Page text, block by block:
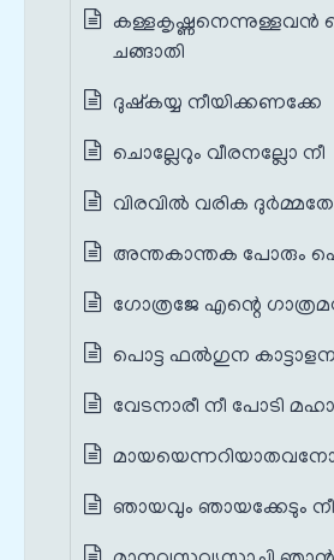
കള്ളകൃഷ്ണനെന്നുള്ളവൻ
ചങ്ങാതി
ദുഷ്കയ്യ നീയിക്കണക്കേ
ചൊല്ലേറും വീരനല്ലോ നീ
വിരവിൽ വരിക ദുർമ്മതേ
അന്തകാന്തക പോരും
ഗോത്രജേ എന്റെ
പൊട്ട ഫൽഗുന
വേടനാരീ നീ പോടി
ഞായവും ഞായക്കേടും നീ